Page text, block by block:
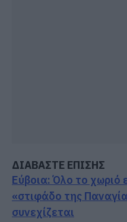
ΔΙΑΒΑΣΤΕ ΕΠΙΣΗΣ
Εύβοια: Όλο το χωριό
«στιφάδο της
συνεχίζεται